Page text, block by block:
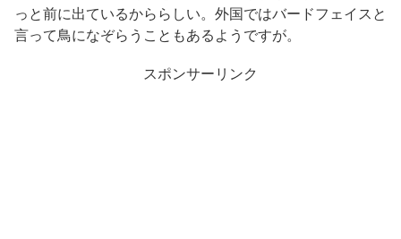
っと前に出ているかららしい。外国ではバードフェイスと
言って鳥になぞらうこともあるようですが。
スポンサーリンク